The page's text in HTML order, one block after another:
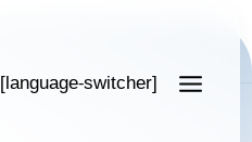
[language-switcher]